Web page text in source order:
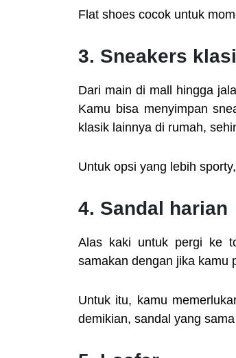
Flat shoes cocok untuk
3. Sneakers
Dari main di mall hingga
Kamu bisa menyimpan
klasik lainnya di rumah,
Untuk opsi yang lebih
4. Sandal harian
Alas kaki untuk pergi ke
samakan dengan jika kamu
Untuk itu, kamu
demikian, sandal yang